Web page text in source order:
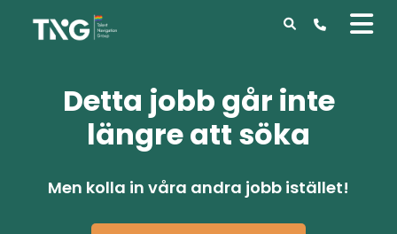
Detta jobb går inte
längre att söka
Men kolla in våra andra jobb istället!